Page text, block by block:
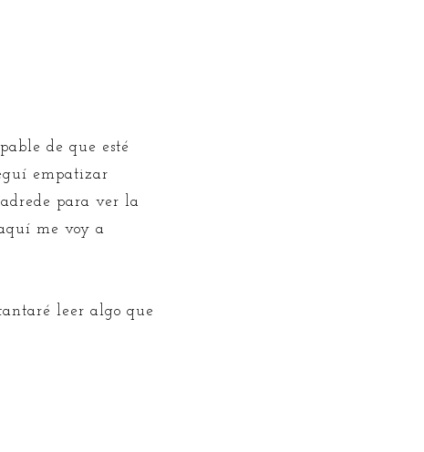
de que esté
empatizar
para ver la
me voy a
leer algo que